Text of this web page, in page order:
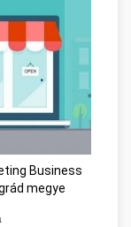
Business
megye